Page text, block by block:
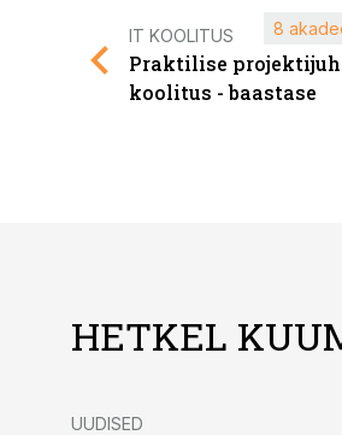
IT KOOLITUS
Praktilise
koolitus - baastase
8
HETKEL
UUDISED